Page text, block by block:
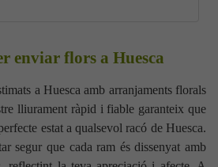
enviar flors a Huesca
a Huesca amb arranjaments florals
lliurament ràpid i fiable garanteix que
estat a qualsevol racó de Huesca.
segur que cada ram és dissenyat amb